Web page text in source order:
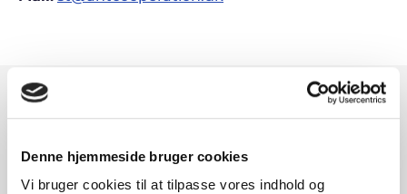
Denne hjemmeside bruger cookies
Vi bruger cookies til at tilpasse vores indhold og